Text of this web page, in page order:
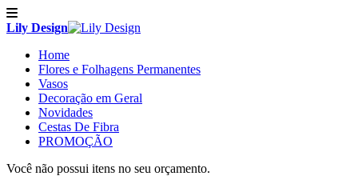
Lily Design
Home
Flores e Folhagens Permanentes
Vasos
Decoração em Geral
Novidades
Cestas De Fibra
PROMOÇÃO
Você não possui itens no seu orçamento.